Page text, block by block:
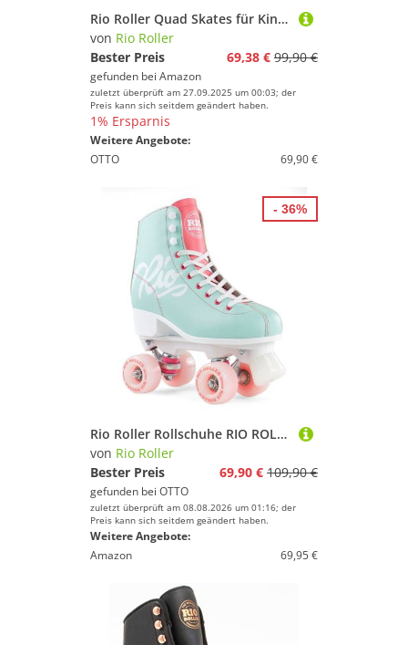
Rio Roller Quad Skates für Kinder, Unisex, Rosa (Rose Cream), Größe 38
von Rio Roller
Bester Preis
69,38 € 99,90 €
gefunden bei Amazon
zuletzt überprüft am 27.09.2025 um 00:03; der
Preis kann sich seitdem geändert haben.
1% Ersparnis
Weitere Angebote:
OTTO
69,90 €
Rio Roller Rollschuhe RIO ROLLER SCRIPT Rollschuh teal/coral
von Rio Roller
Bester Preis
69,90 € 109,90 €
gefunden bei OTTO
zuletzt überprüft am 08.08.2026 um 01:16; der
Preis kann sich seitdem geändert haben.
Weitere Angebote:
Amazon
69,95 €
- 36%